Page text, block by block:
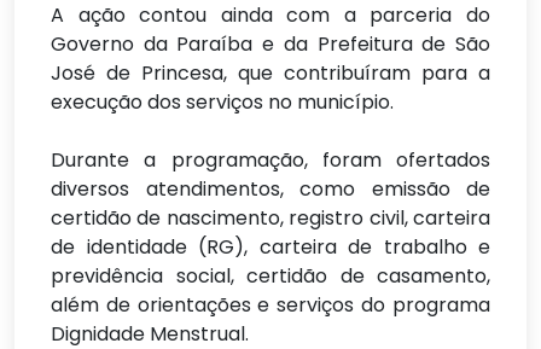
A ação contou ainda com a parceria do
Governo da Paraíba e da Prefeitura de São
José de Princesa, que contribuíram para a
execução dos serviços no município.
Durante a programação, foram ofertados
diversos atendimentos, como emissão de
certidão de nascimento, registro civil, carteira
de identidade (RG), carteira de trabalho e
previdência social, certidão de casamento,
além de orientações e serviços do programa
Dignidade Menstrual.